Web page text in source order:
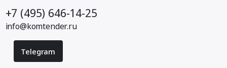
+7 (495) 646-14-25
info@komtender.ru
Telegram